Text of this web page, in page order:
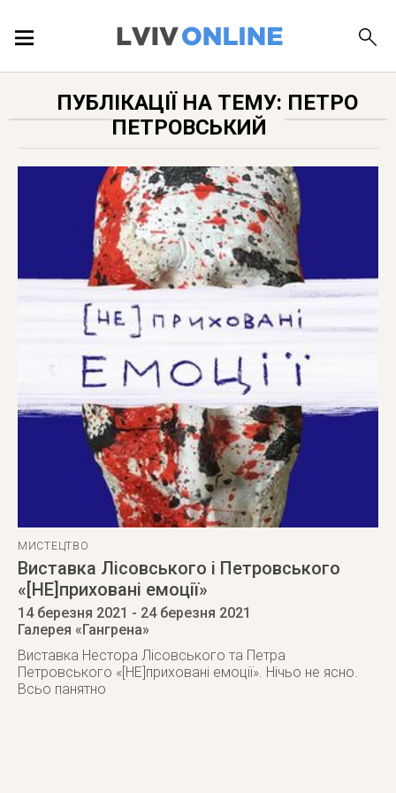
ПУБЛІКАЦІЇ
ДОВІДКА
ПУБЛІКАЦІЇ НА ТЕМУ: ПЕТРО
ПЕТРОВСЬКИЙ
МИСТЕЦТВО
Виставка Лісовського і Петровського
«[НЕ]приховані емоції»
14 березня 2021 - 24 березня 2021
Галерея «Гангрена»
Виставка Нестора Лісовського та Петра
Петровського «[НЕ]приховані емоції». Нічьо не ясно.
Всьо панятно